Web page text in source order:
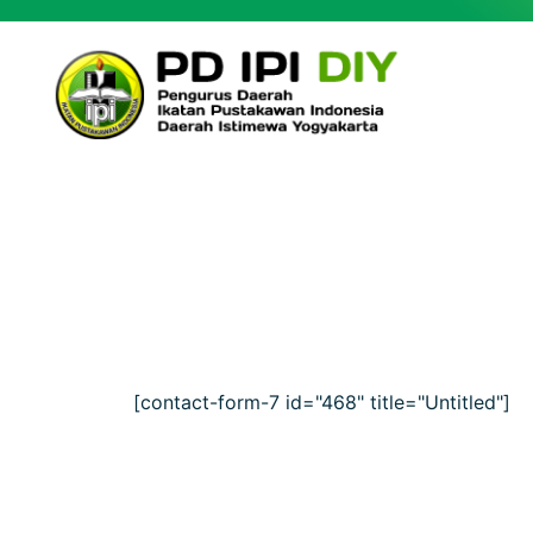
[contact-form-7 id="468" title="Untitled"]